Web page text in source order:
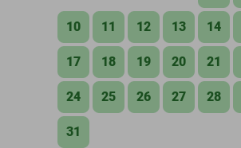
10 11 12 13 14
17 18 19 20 21
24 25 26 27 28
31